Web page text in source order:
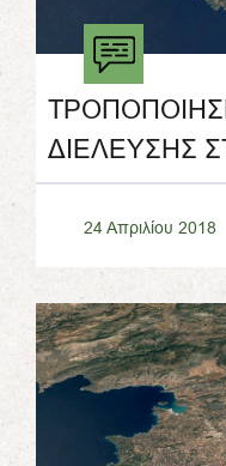
ΔΙΕΛΕΥΣΗΣ
24 Απριλίου 2018